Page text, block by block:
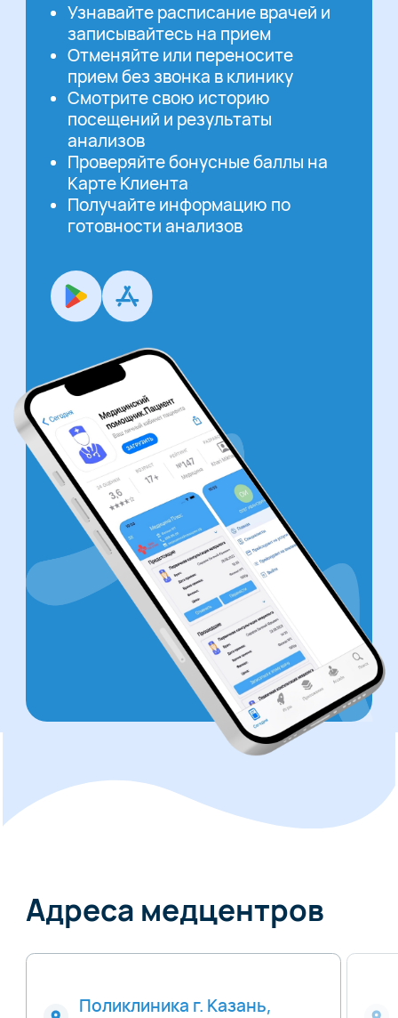
Узнавайте расписание врачей и
записывайтесь на прием
Отменяйте или переносите
прием без звонка в клинику
Смотрите свою историю
посещений и результаты
анализов
Проверяйте бонусные баллы на
Карте Клиента
Получайте информацию по
готовности анализов
Адреса медцентров
Поликлиника г. Казань,